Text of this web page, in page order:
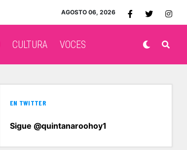
AGOSTO 06, 2026
CULTURA VOCES
EN TWITTER
Sigue @quintanaroohoy1